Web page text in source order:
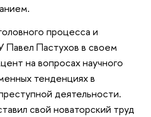
процесса и
Павел Пастухов в своем
на вопросах научного
тенденциях в
деятельности.
свой новаторский труд